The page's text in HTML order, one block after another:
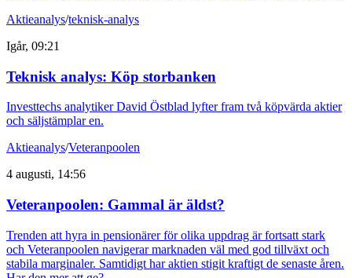
Aktieanalys/teknisk-analys
Igår, 09:21
Teknisk analys: Köp storbanken
Investtechs analytiker David Östblad lyfter fram två köpvärda aktier
och säljstämplar en.
Aktieanalys/Veteranpoolen
4 augusti, 14:56
Veteranpoolen: Gammal är äldst?
Trenden att hyra in pensionärer för olika uppdrag är fortsatt stark
och Veteranpoolen navigerar marknaden väl med god tillväxt och
stabila marginaler. Samtidigt har aktien stigit kraftigt de senaste åren.